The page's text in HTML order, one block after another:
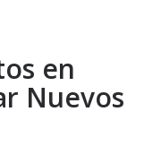
en
Nuevos